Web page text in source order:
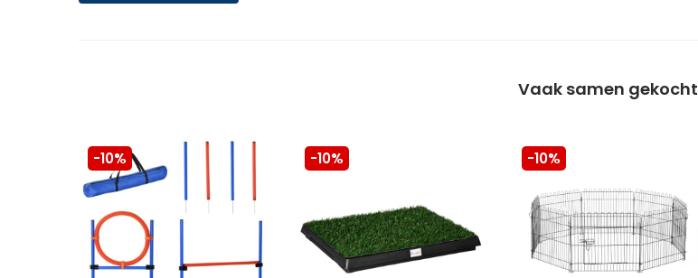
Vaak samen gekocht
-10% -10% -10%